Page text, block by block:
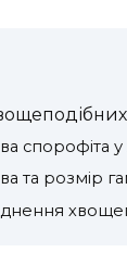
спорофіта
та розмір